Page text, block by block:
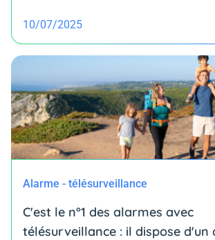
10/07/2025
Alarme - télésurveillance
C'est le n°1 des alarmes avec
télésurveillance : il dispose d'un